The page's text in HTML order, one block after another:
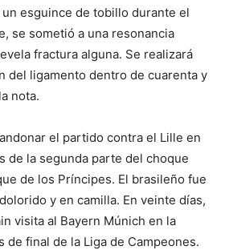
esguince de tobillo durante el
se sometió a una resonancia
fractura alguna. Se realizará
del ligamento dentro de cuarenta y
nota.
el partido contra el Lille en
de la segunda parte del choque
de los Príncipes. El brasileño fue
y en camilla. En veinte días,
visita al Bayern Múnich en la
de final de la Liga de Campeones.